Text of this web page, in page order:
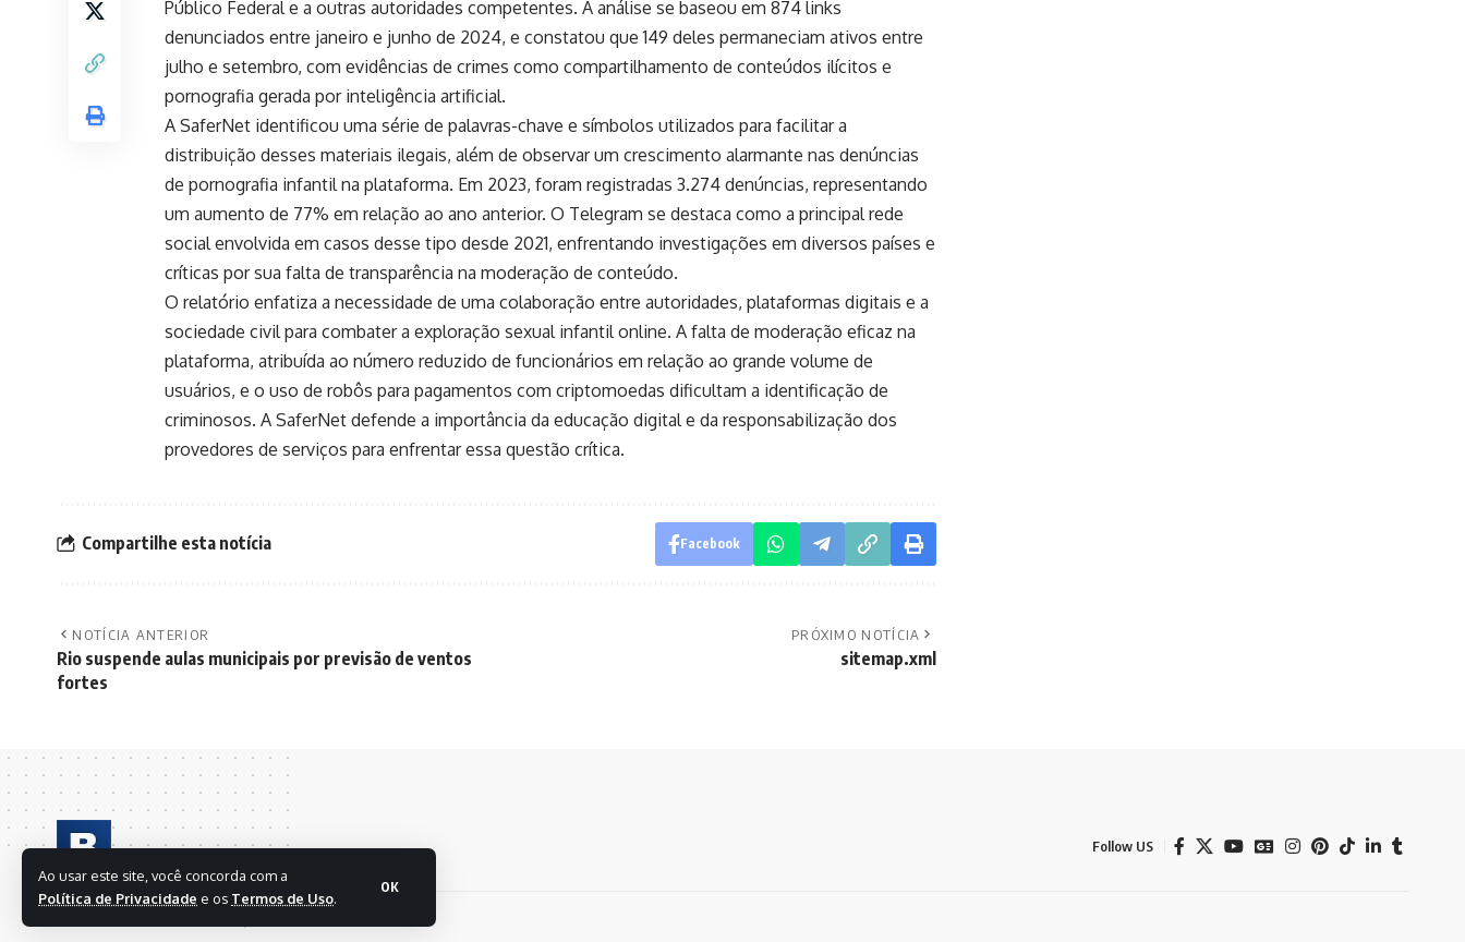
Ao usar este site, você concorda com a
Política de Privacidade e os Termos de Uso.
OK
Público Federal e a outras autoridades competentes. A análise se baseou em 874 links
denunciados entre janeiro e junho de 2024, e constatou que 149 deles permaneciam ativos entre
julho e setembro, com evidências de crimes como compartilhamento de conteúdos ilícitos e
pornografia gerada por inteligência artificial.
A SaferNet identificou uma série de palavras-chave e símbolos utilizados para facilitar a
distribuição desses materiais ilegais, além de observar um crescimento alarmante nas denúncias
de pornografia infantil na plataforma. Em 2023, foram registradas 3.274 denúncias, representando
um aumento de 77% em relação ao ano anterior. O Telegram se destaca como a principal rede
social envolvida em casos desse tipo desde 2021, enfrentando investigações em diversos países e
críticas por sua falta de transparência na moderação de conteúdo.
O relatório enfatiza a necessidade de uma colaboração entre autoridades, plataformas digitais e a
sociedade civil para combater a exploração sexual infantil online. A falta de moderação eficaz na
plataforma, atribuída ao número reduzido de funcionários em relação ao grande volume de
usuários, e o uso de robôs para pagamentos com criptomoedas dificultam a identificação de
criminosos. A SaferNet defende a importância da educação digital e da responsabilização dos
provedores de serviços para enfrentar essa questão crítica.
Compartilhe esta notícia Facebook
NOTÍCIA ANTERIOR
Rio suspende aulas municipais por previsão de ventos
fortes
PRÓXIMO NOTÍCIA
sitemap.xml
Follow US